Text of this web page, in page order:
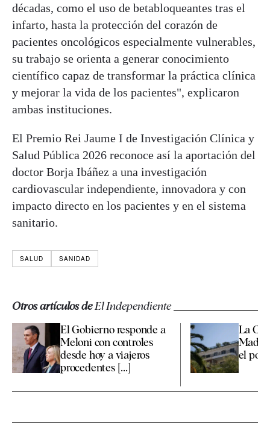
décadas, como el uso de betabloqueantes tras el
infarto, hasta la protección del corazón de
pacientes oncológicos especialmente vulnerables,
su trabajo se orienta a generar conocimiento
científico capaz de transformar la práctica clínica
y mejorar la vida de los pacientes", explicaron
ambas instituciones.
El Premio Rei Jaume I de Investigación Clínica y
Salud Pública 2026 reconoce así la aportación del
doctor Borja Ibáñez a una investigación
cardiovascular independiente, innovadora y con
impacto directo en los pacientes y en el sistema
sanitario.
SALUD SANIDAD
Otros artículos deEl Independiente
El Gobierno responde a
Meloni con controles
desde hoy a viajeros
procedentes [...]
La
el